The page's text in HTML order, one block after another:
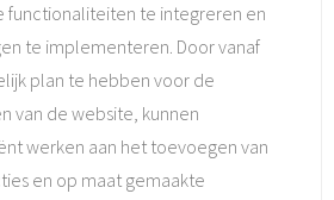
te integreren en
te implementeren. Door vanaf
plan te hebben voor de
van de website, kunnen
werken aan het toevoegen van
en op maat gemaakte